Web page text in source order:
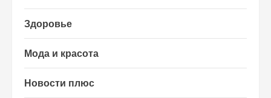
Здоровье
Мода и красота
Новости плюс